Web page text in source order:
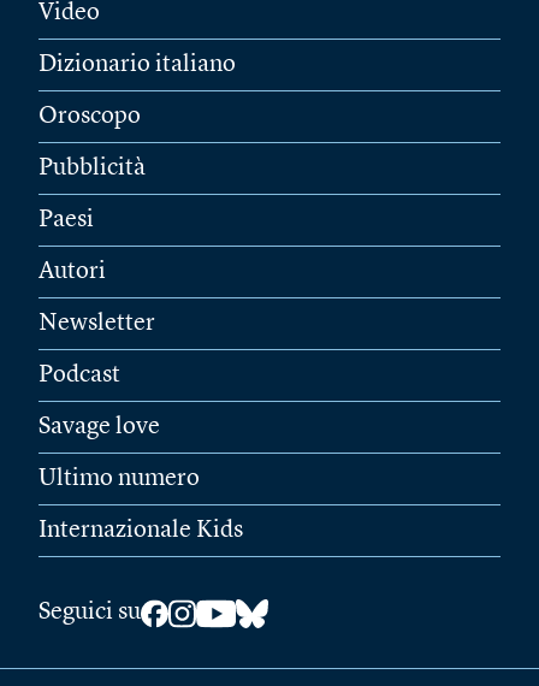
Video
Dizionario italiano
Oroscopo
Pubblicità
Paesi
Autori
Newsletter
Podcast
Savage love
Ultimo numero
Internazionale Kids
Seguici su